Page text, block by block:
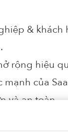
& khách
rộng hiệu
mạnh của
và an toàn.